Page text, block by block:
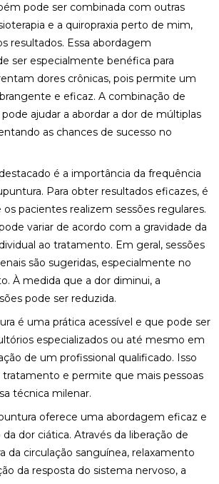
pode ser combinada com outras
e a quiropraxia perto de mim,
resultados. Essa abordagem
ser especialmente benéfica para
dores crônicas, pois permite um
e eficaz. A combinação de
ajudar a abordar a dor de múltiplas
as chances de sucesso no
é a importância da frequência
Para obter resultados eficazes, é
pacientes realizem sessões regulares.
variar de acordo com a gravidade da
ao tratamento. Em geral, sessões
são sugeridas, especialmente no
À medida que a dor diminui, a
pode ser reduzida.
é uma prática acessível e que pode ser
especializados ou até mesmo em
de um profissional qualificado. Isso
tratamento e permite que mais pessoas
técnica milenar.
oferece uma abordagem eficaz e
da dor ciática. Através da liberação de
da circulação sanguínea, relaxamento
da resposta do sistema nervoso, a
TRANSFORMAR SUA SAÚDE
SUA SAÚDE
A IDEAL
A IDEAL
E COMO ESCOLHER A IDEAL
QUALIDADE E SEGURANÇA
E BEM-ESTAR